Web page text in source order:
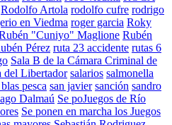
Rodolfo Artola rodolfo cufre rodrigo
en Viedma roger garcia Roky
"Cuniyo" Maglione Rubén
Pérez ruta 23 accidente rutas 6
Sala B de la Cámara Criminal de
del Libertador salarios salmonella
pesca san javier sanción sandro
Dalmaú Se poJuegos de Río
Se ponen en marcha los Juegos